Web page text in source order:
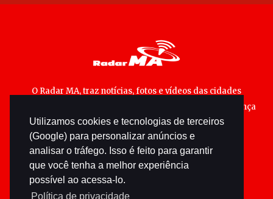
Utilizamos cookies e tecnologias de terceiros
(Google) para personalizar anúncios e
analisar o tráfego. Isso é feito para garantir
que você tenha a melhor experiência
possível ao acessa-lo.
Política de privacidade
O Radar MA, traz notícias, fotos e vídeos das cidades
maranhenses; matérias especiais sobre política, segurança
pública e cultura popular.